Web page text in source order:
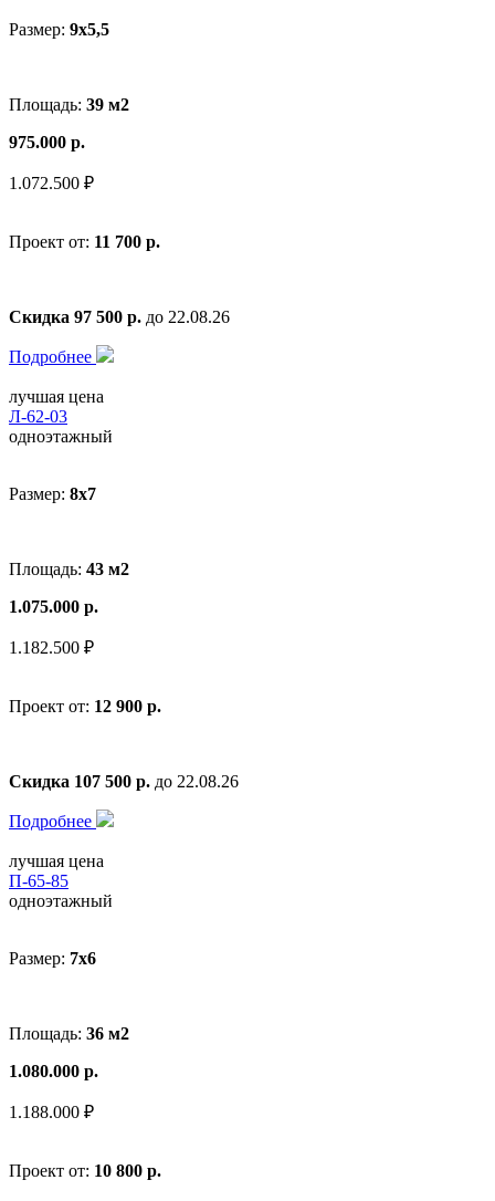
Размер: 9x5,5
Площадь: 39 м2
975.000 р.
1.072.500 ₽
Проект от: 11 700 р.
Скидка 97 500 р. до 22.08.26
Подробнее
лучшая цена
Л-62-03
одноэтажный
Размер: 8x7
Площадь: 43 м2
1.075.000 р.
1.182.500 ₽
Проект от: 12 900 р.
Скидка 107 500 р. до 22.08.26
Подробнее
лучшая цена
П-65-85
одноэтажный
Размер: 7x6
Площадь: 36 м2
1.080.000 р.
1.188.000 ₽
Проект от: 10 800 р.